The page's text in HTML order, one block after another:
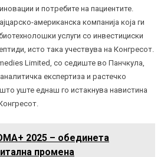
и потребите на пациентите.
американска компанија која ги
услуги со инвестициски
исто така учествува на Конгресот.
Limited, со седиште во Панчкула,
експертиза и растечко
уште еднаш го истакнува навистина
2025 – обединета
промена